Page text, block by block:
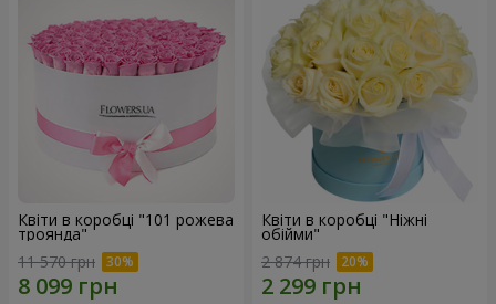
Квіти в коробці "101 рожева
троянда"
11 570 грн
Квіти в коробці "Ніжні
обійми"
2 874 грн